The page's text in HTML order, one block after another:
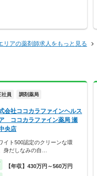
リアの薬剤師求人をもっと見る
社員 調剤薬局
会社ココカラファインヘルス
ココカラファイン薬局 瀬
央店
イト500認定のクリーンな環
身だしなみの自…
【年収】430万円～560万円